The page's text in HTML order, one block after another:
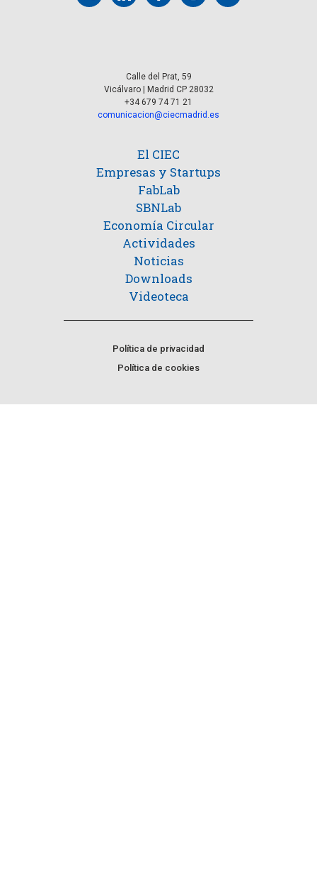
Calle del Prat, 59
Vicálvaro | Madrid CP 28032
+34 679 74 71 21
comunicacion@ciecmadrid.es
El CIEC
Empresas y Startups
FabLab
SBNLab
Economía Circular
Actividades
Noticias
Downloads
Videoteca
Política de privacidad
Política de cookies